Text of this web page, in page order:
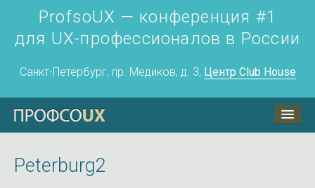
ProfsoUX — конференция #1
для UX-профессионалов в России
Санкт-Петербург, пр. Медиков, д. 3, Центр Club House
Воркшоп 24 апреля
Peterburg2